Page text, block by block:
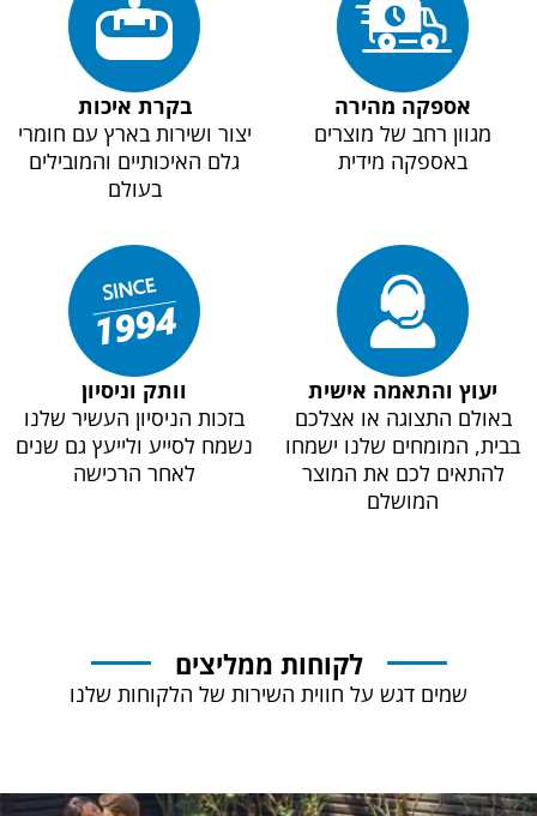
אספקה מהירה
מגוון רחב של מוצרים
באספקה מידית
בקרת איכות
יצור ושירות בארץ עם חומרי
גלם האיכותיים והמובילים
בעולם
יעוץ והתאמה אישית
באולם התצוגה או אצלכם
בבית, המומחים שלנו ישמחו
להתאים לכם את המוצר
המושלם
וותק וניסיון
בזכות הניסיון העשיר שלנו
נשמח לסייע ולייעץ גם שנים
לאחר הרכישה
לקוחות ממליצים
שמים דגש על חווית השירות של הלקוחות שלנו